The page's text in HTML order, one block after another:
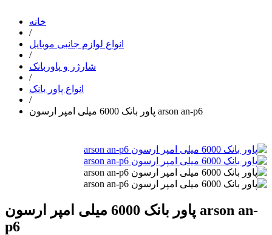
خانه
/
انواع لوازم جانبی موبایل
/
شارژر و پاوربانک
/
انواع پاور بانک
/
پاور بانک 6000 میلی امپر ارسون arson an-p6
پاور بانک 6000 میلی امپر ارسون arson an-
p6